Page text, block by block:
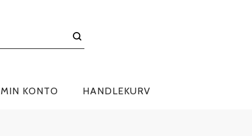
MIN KONTO HANDLEKURV